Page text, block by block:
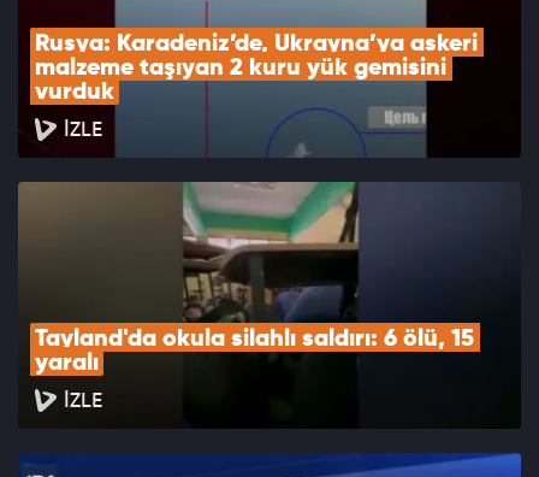
Rusya: Karadeniz’de, Ukrayna’ya askeri
malzeme taşıyan 2 kuru yük gemisini
vurduk
İZLE
Tayland'da okula silahlı saldırı: 6 ölü, 15
yaralı
İZLE